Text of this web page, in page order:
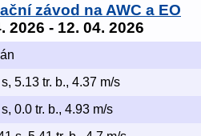
závod na AWC a EO
2026 - 12. 04. 2026
5.13 tr. b., 4.37 m/s
0.0 tr. b., 4.93 m/s